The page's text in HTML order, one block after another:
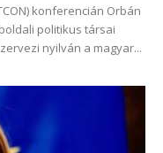
konferencián Orbán
politikus társai
nyilván a magyar...